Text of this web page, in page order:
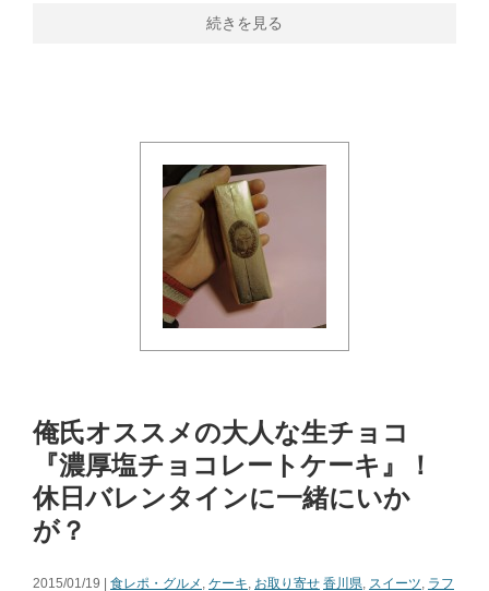
続きを見る
俺氏オススメの大人な生チョコ
『濃厚塩チョコレートケーキ』！
休日バレンタインに一緒にいか
が？
2015/01/19 | 食レポ・グルメ , ケーキ, お取り寄せ 香川県, スイーツ, ラフ